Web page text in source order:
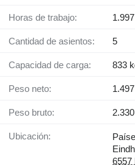
Horas de trabajo:
Cantidad de asientos: 5
Capacidad de carga: 833
Peso neto:
Peso bruto:
Ubicación:
6557